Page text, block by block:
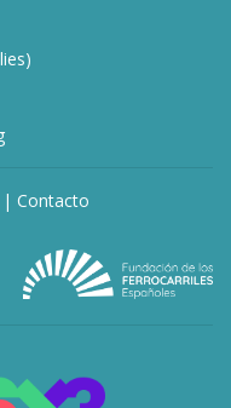
| Contacto